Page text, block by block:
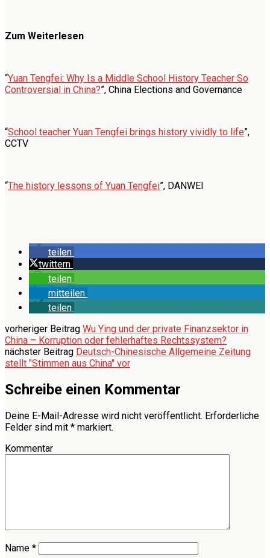
Zum Weiterlesen
“Yuan Tengfei: Why Is a Middle School History Teacher So
Controversial in China?”, China Elections and Governance
“School teacher Yuan Tengfei brings history vividly to life”,
CCTV
“The history lessons of Yuan Tengfei”, DANWEI
teilen
twittern
teilen
mitteilen
teilen
vorheriger Beitrag Wu Ying und der private Finanzsektor in
China – Korruption oder fehlerhaftes Rechtssystem?
nächster Beitrag Deutsch-Chinesische Allgemeine Zeitung
stellt "Stimmen aus China" vor
Schreibe einen Kommentar
Deine E-Mail-Adresse wird nicht veröffentlicht. Erforderliche
Felder sind mit * markiert.
Kommentar
Name *